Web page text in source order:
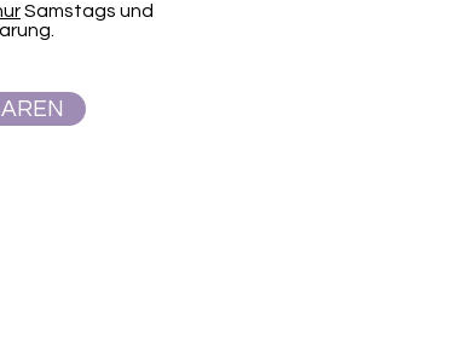
Samstags und